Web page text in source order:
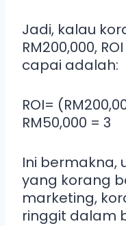
Jadi, kalau
RM200,000,
capai adalah:
ROI=
RM50,000 ​= 3
Ini bermakna,
yang korang
marketing,
ringgit dalam